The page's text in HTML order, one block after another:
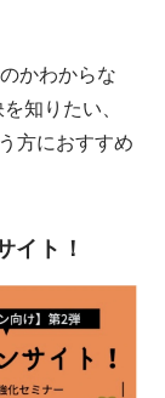
かわからな
知りたい、
方におすすめ
イト！